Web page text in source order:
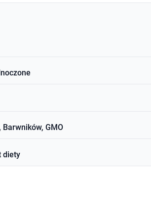
GMO
diety